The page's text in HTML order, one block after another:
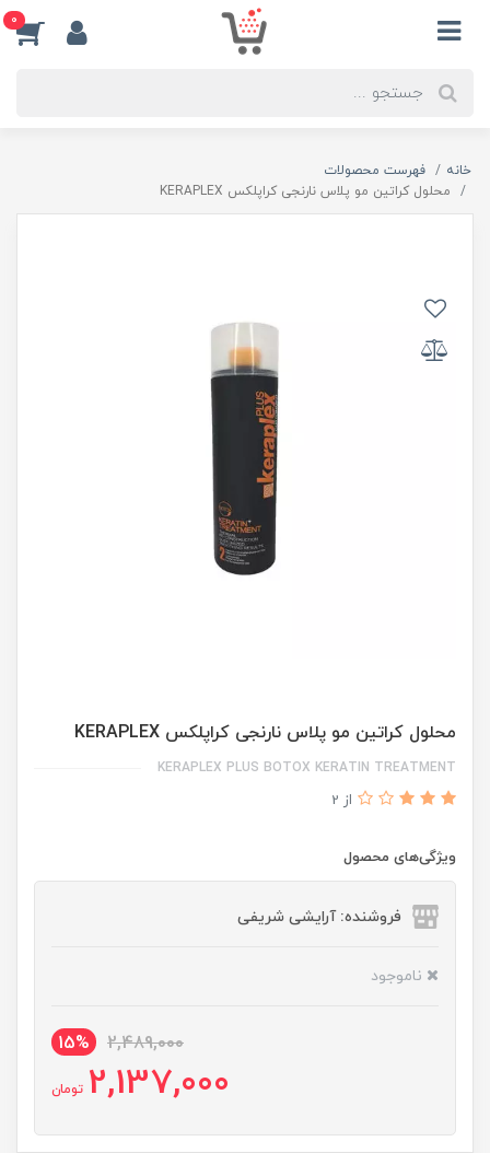
0
خانه
فهرست محصولات
محلول کراتین مو پلاس نارنجی کراپلکس KERAPLEX
محلول کراتین مو پلاس نارنجی کراپلکس KERAPLEX
KERAPLEX PLUS BOTOX KERATIN TREATMENT
از 2
ویژگی‌های محصول
فروشنده: آرایشی شریفی
ناموجود
2,489,000
15%
2,137,000 تومان